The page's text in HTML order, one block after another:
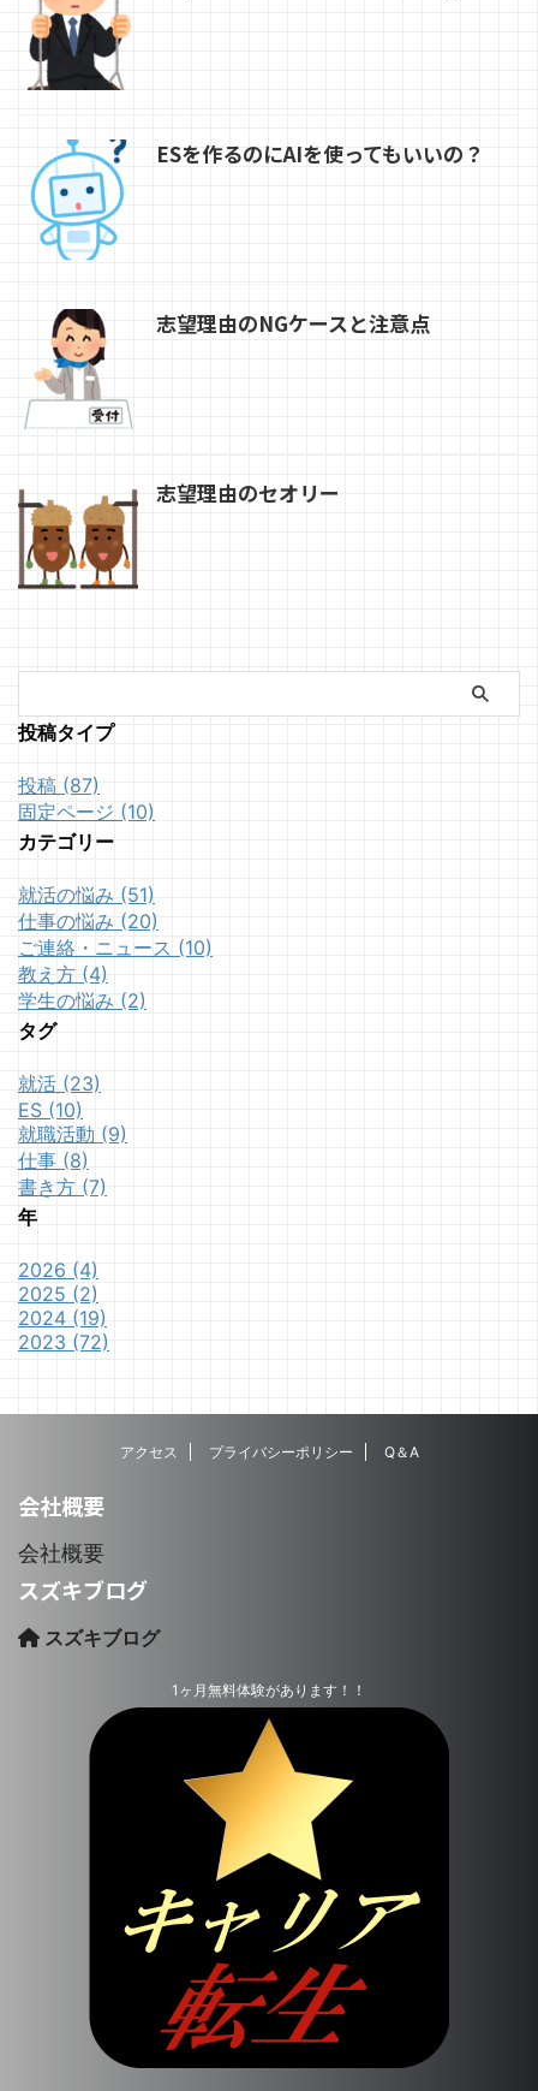
ESを作るのにAIを使ってもいいの？
志望理由のNGケースと注意点
志望理由のセオリー
投稿タイプ
投稿 (87)
固定ページ (10)
カテゴリー
就活の悩み (51)
仕事の悩み (20)
ご連絡・ニュース (10)
教え方 (4)
学生の悩み (2)
タグ
就活 (23)
ES (10)
就職活動 (9)
仕事 (8)
書き方 (7)
年
2026 (4)
2025 (2)
2024 (19)
2023 (72)
アクセス プライバシーポリシー Q＆A
会社概要
会社概要
スズキブログ
スズキブログ
1ヶ月無料体験があります！！